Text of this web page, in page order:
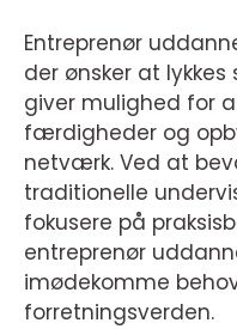
Entreprenør
der ønsker at
giver mulighed for
færdigheder og
netværk. Ved at
traditionelle
fokusere på
entreprenør
imødekomme
forretningsverden.